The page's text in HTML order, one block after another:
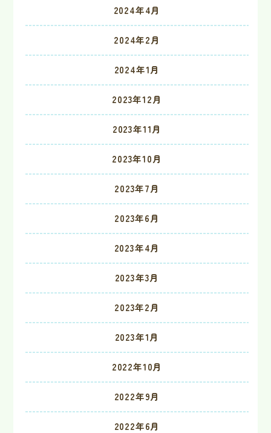
2024年4月
2024年2月
2024年1月
2023年12月
2023年11月
2023年10月
2023年7月
2023年6月
2023年4月
2023年3月
2023年2月
2023年1月
2022年10月
2022年9月
2022年6月